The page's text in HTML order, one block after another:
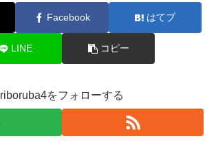
Facebook はてブ
LINE コピー
riboruba4をフォローする